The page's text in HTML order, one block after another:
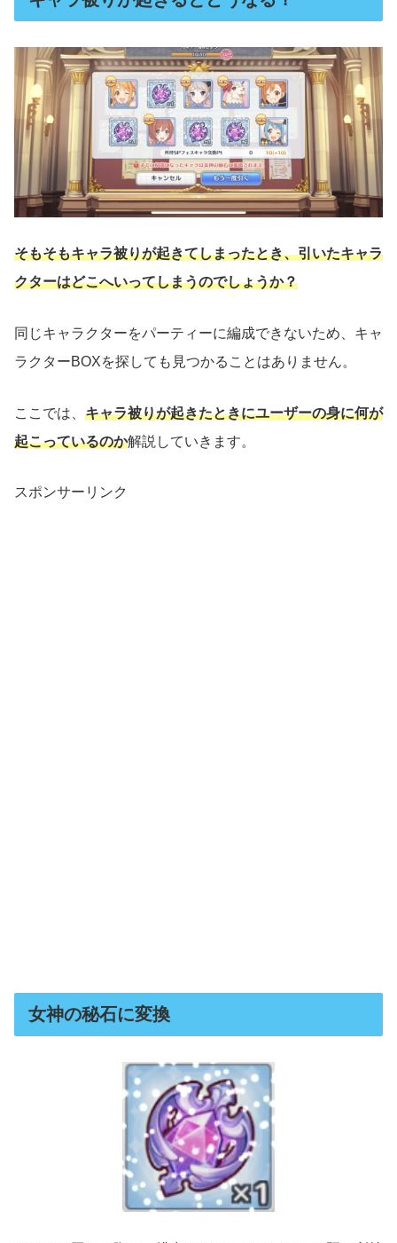
そもそもキャラ被りが起きてしまったとき、引いたキャラ
クターはどこへいってしまうのでしょうか？
同じキャラクターをパーティーに編成できないため、キャ
ラクターBOXを探しても見つかることはありません。
ここでは、 キャラ被りが起きたときにユーザーの身に何が
起こっているのか解説していきます。
スポンサーリンク
女神の秘石に変換